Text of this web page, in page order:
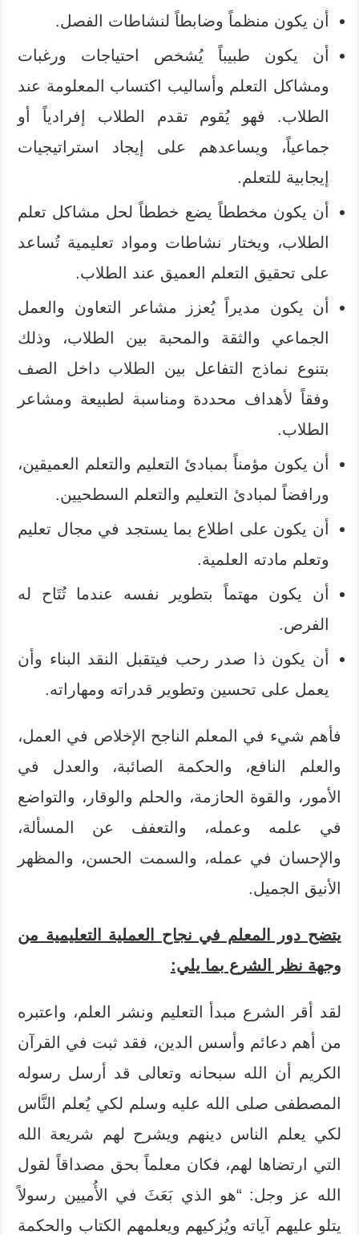
أن يكون منظماً وضابطاً لنشاطات الفصل.
أن يكون طبيباً يُشخص احتياجات ورغبات
ومشاكل التعلم وأساليب اكتساب المعلومة عند
الطلاب. فهو يُقوم تقدم الطلاب إفرادياً أو
جماعياً، ويساعدهم على إيجاد استراتيجيات
إيجابية للتعلم.
أن يكون مخططاً يضع خططاً لحل مشاكل تعلم
الطلاب، ويختار نشاطات ومواد تعليمية تُساعد
على تحقيق التعلم العميق عند الطلاب.
أن يكون مديراً يُعزز مشاعر التعاون والعمل
الجماعي والثقة والمحبة بين الطلاب، وذلك
بتنوع نماذج التفاعل بين الطلاب داخل الصف
وفقاً لأهداف محددة ومناسبة لطبيعة ومشاعر
الطلاب.
أن يكون مؤمناً بمبادئ التعليم والتعلم العميقين،
ورافضاً لمبادئ التعليم والتعلم السطحيين.
أن يكون على اطلاع بما يستجد في مجال تعليم
وتعلم مادته العلمية.
أن يكون مهتماً بتطوير نفسه عندما تُتَاح له
الفرص.
أن يكون ذا صدر رحب فيتقبل النقد البناء وأن
يعمل على تحسين وتطوير قدراته ومهاراته.
فأهم شيء في المعلم الناجح الإخلاص في العمل،
والعلم النافع، والحكمة الصائبة، والعدل في
الأمور، والقوة الحازمة، والحلم والوقار، والتواضع
في علمه وعمله، والتعفف عن المسألة،
والإحسان في عمله، والسمت الحسن، والمظهر
الأنيق الجميل.
يتضح دور المعلم في نجاح العملية التعليمية من
وجهة نظر الشرع بما يلي:
لقد أقر الشرع مبدأ التعليم ونشر العلم، واعتبره
من أهم دعائم وأسس الدين، فقد ثبت في القرآن
الكريم أن الله سبحانه وتعالى قد أرسل رسوله
المصطفى صلى الله عليه وسلم لكي يُعلم النَّاس
لكي يعلم الناس دينهم ويشرح لهم شريعة الله
التي ارتضاها لهم، فكان معلماً بحق مصداقاً لقول
الله عز وجل: “هو الذي بَعَثَ في الأُميين رسولاً
يتلو عليهم آياته ويُزكيهم ويعلمهم الكتاب والحكمة